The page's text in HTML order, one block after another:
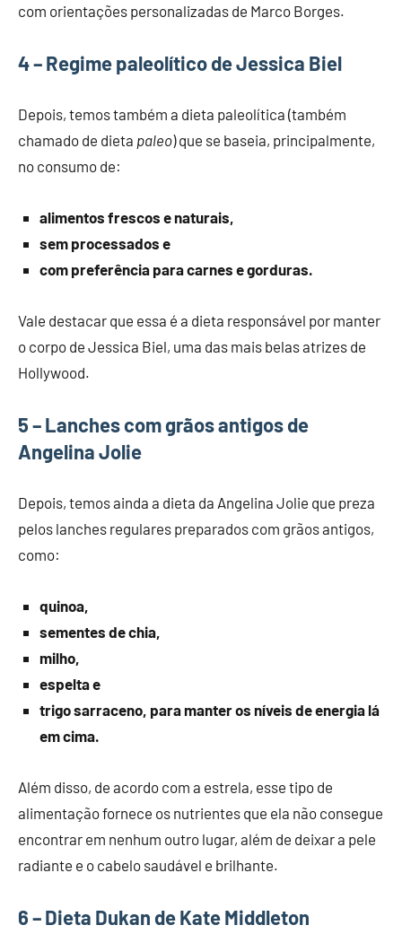
com orientações personalizadas de Marco Borges.
4 – Regime paleolítico de Jessica Biel
Depois, temos também a dieta paleolítica (também
chamado de dieta paleo) que se baseia, principalmente,
no consumo de:
alimentos frescos e naturais,
sem processados e
com preferência para carnes e gorduras.
Vale destacar que essa é a dieta responsável por manter
o corpo de Jessica Biel, uma das mais belas atrizes de
Hollywood.
5 – Lanches com grãos antigos de
Angelina Jolie
Depois, temos ainda a dieta da Angelina Jolie que preza
pelos lanches regulares preparados com grãos antigos,
como:
quinoa,
sementes de chia,
milho,
espelta e
trigo sarraceno, para manter os níveis de energia lá
em cima.
Além disso, de acordo com a estrela, esse tipo de
alimentação fornece os nutrientes que ela não consegue
encontrar em nenhum outro lugar, além de deixar a pele
radiante e o cabelo saudável e brilhante.
6 – Dieta Dukan de Kate Middleton